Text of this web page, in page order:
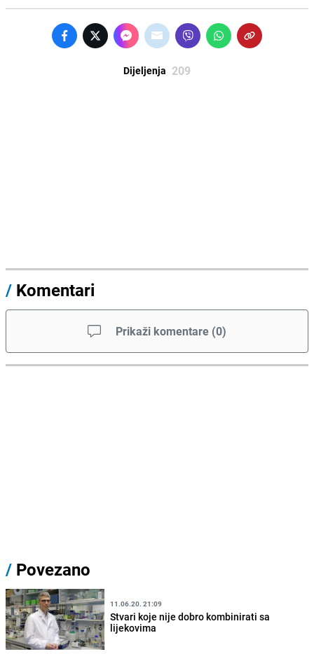
Dijeljenja 209
/ Komentari
Prikaži komentare (0)
/ Povezano
11.06.20. 21:09
Stvari koje nije dobro kombinirati sa
lijekovima